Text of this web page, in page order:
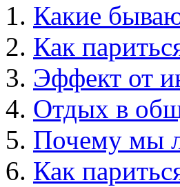
Какие
Как
Эффект от
Отдых в
Почему мы
Как